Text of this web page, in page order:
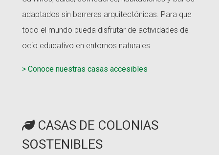
adaptados sin barreras arquitectónicas. Para que
todo el mundo pueda disfrutar de actividades de
ocio educativo en entornos naturales.
> Conoce nuestras casas accesibles
CASAS DE COLONIAS
SOSTENIBLES